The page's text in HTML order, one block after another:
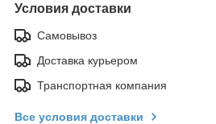
Условия доставки
Самовывоз
Доставка курьером
Транспортная компания
Все условия доставки